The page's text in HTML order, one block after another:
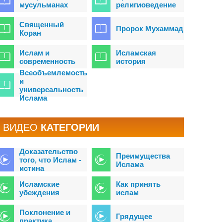
мусульманах
религиоведение
Священный
Коран
Пророк Мухаммад
Ислам и
современность
Исламская
история
Всеобъемлемость
и
универсальность
Ислама
BИДЕО КАТЕГОРИИ
Доказательство
того, что Ислам -
истина
Преимущества
Ислама
Исламские
убеждения
Как принять
ислам
Поклонение и
Грядущее